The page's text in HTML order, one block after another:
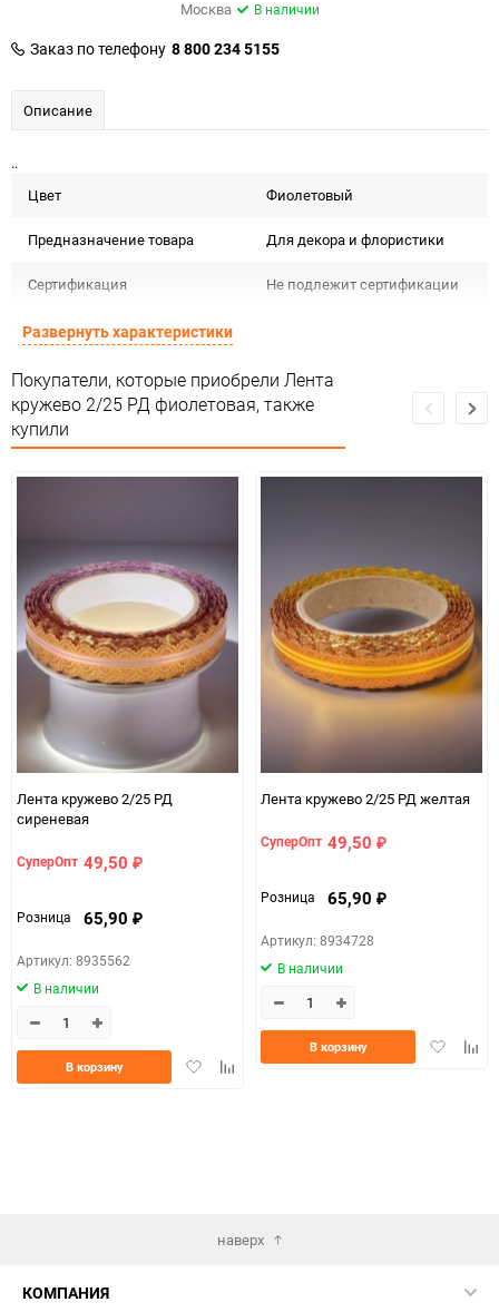
Москва В наличии
Заказ по телефону 8 800 234 5155
Описание
..
Цвет
Фиолетовый
Предназначение товара Для декора и флористики
Сертификация Не подлежит сертификации
Особые условия
Минимальное количество 1
Единица измерения шт
Развернуть характеристики
Покупатели, которые приобрели Лента
кружево 2/25 РД фиолетовая, также
купили
Лента кружево 2/25 РД
сиреневая
СуперОпт 49,50 ₽
Розница 65,90 ₽
Артикул: 8935562
В наличии
ДобавитьДобавить
В корзину
Лента кружево 2/25 РД желтая
СуперОпт 49,50 ₽
Розница 65,90 ₽
Артикул: 8934728
В наличии
Добавить
В корзину
наверх
КОМПАНИЯ